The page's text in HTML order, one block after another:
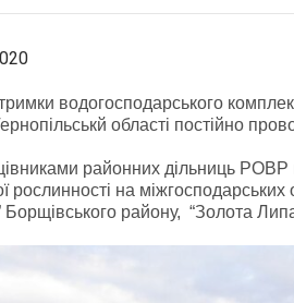
водогосподарського
області постійно
районних дільниць РОВР
рослинності на
Борщівського району, “Золота